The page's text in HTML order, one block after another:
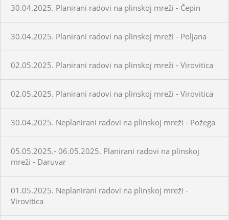
30.04.2025. Planirani radovi na plinskoj mreži - Čepin
30.04.2025. Planirani radovi na plinskoj mreži - Poljana
02.05.2025. Planirani radovi na plinskoj mreži - Virovitica
02.05.2025. Planirani radovi na plinskoj mreži - Virovitica
30.04.2025. Neplanirani radovi na plinskoj mreži - Požega
05.05.2025.- 06.05.2025. Planirani radovi na plinskoj
mreži - Daruvar
01.05.2025. Neplanirani radovi na plinskoj mreži -
Virovitica